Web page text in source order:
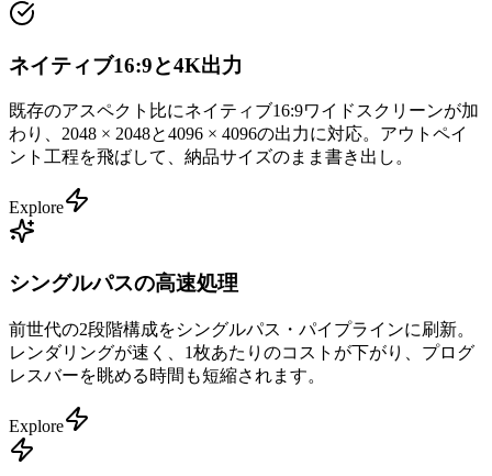
ネイティブ16:9と4K出力
既存のアスペクト比にネイティブ16:9ワイドスクリーンが加
わり、2048 × 2048と4096 × 4096の出力に対応。アウトペイ
ント工程を飛ばして、納品サイズのまま書き出し。
Explore
シングルパスの高速処理
前世代の2段階構成をシングルパス・パイプラインに刷新。
レンダリングが速く、1枚あたりのコストが下がり、プログ
レスバーを眺める時間も短縮されます。
Explore